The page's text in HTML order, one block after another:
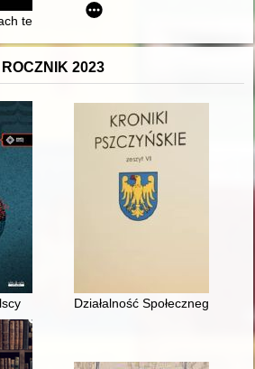
temporalnych przyimków w języku
ROCZNIK 2023
Działalność Społecznego